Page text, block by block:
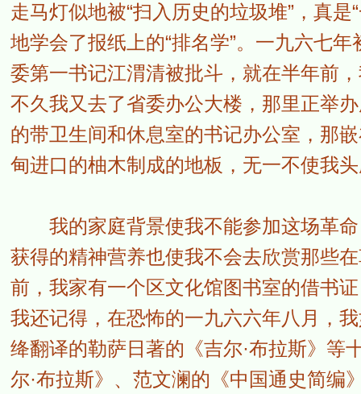
走马灯似地被“扫入历史的垃圾堆”，真
地学会了报纸上的“排名学”。一九六七
委第一书记江渭清被批斗，就在半年前
不久我又去了省委办公大楼，那里正举
的带卫生间和休息室的书记办公室，那
甸进口的柚木制成的地板，无一不使我
我的家庭背景使我不能参加这场革命
获得的精神营养也使我不会去欣赏那些
前，我家有一个区文化馆图书室的借书
我还记得，在恐怖的一九六六年八月，
绛翻译的勒萨日著的《吉尔·布拉斯》等
尔·布拉斯》、范文澜的《中国通史简编